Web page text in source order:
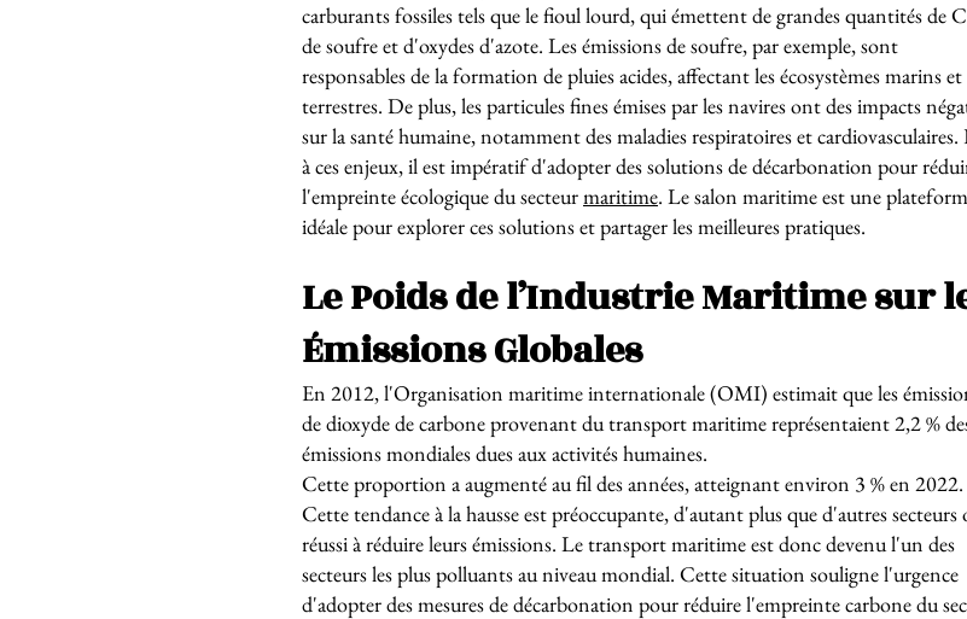
carburants fossiles tels que le fioul lourd, qui émettent de grandes quantités de
de soufre et d'oxydes d'azote. Les émissions de soufre, par exemple, sont
responsables de la formation de pluies acides, affectant les écosystèmes marins et
terrestres. De plus, les particules fines émises par les navires ont des impacts
sur la santé humaine, notamment des maladies respiratoires et cardiovasculaires.
à ces enjeux, il est impératif d'adopter des solutions de décarbonation pour
l'empreinte écologique du secteurmaritime. Le salon maritime est une
idéale pour explorer ces solutions et partager les meilleures pratiques.
Le Poids de l’Industrie Maritime sur
Émissions Globales
En 2012, l'Organisation maritime internationale (OMI) estimait que les
de dioxyde de carbone provenant du transport maritime représentaient 2,2 %
émissions mondiales dues aux activités humaines.
Cette proportion a augmenté au fil des années, atteignant environ 3 % en 2022.
Cette tendance à la hausse est préoccupante, d'autant plus que d'autres secteurs
réussi à réduire leurs émissions. Le transport maritime est donc devenu l'un des
secteurs les plus polluants au niveau mondial. Cette situation souligne l'urgence
d'adopter des mesures de décarbonation pour réduire l'empreinte carbone du